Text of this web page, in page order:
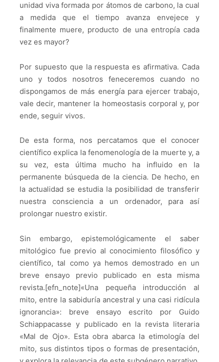
unidad viva formada por átomos de carbono, la cual
a medida que el tiempo avanza envejece y
finalmente muere, producto de una entropía cada
vez es mayor?
Por supuesto que la respuesta es afirmativa. Cada
uno y todos nosotros feneceremos cuando no
dispongamos de más energía para ejercer trabajo,
vale decir, mantener la homeostasis corporal y, por
ende, seguir vivos.
De esta forma, nos percatamos que el conocer
científico explica la fenomenología de la muerte y, a
su vez, esta última mucho ha influido en la
permanente búsqueda de la ciencia. De hecho, en
la actualidad se estudia la posibilidad de transferir
nuestra consciencia a un ordenador, para así
prolongar nuestro existir.
Sin embargo, epistemológicamente el saber
mitológico fue previo al conocimiento filosófico y
científico, tal como ya hemos demostrado en un
breve ensayo previo publicado en esta misma
revista.[efn_note]«Una pequeña introducción al
mito, entre la sabiduría ancestral y una casi ridícula
ignorancia»: breve ensayo escrito por Guido
Schiappacasse y publicado en la revista literaria
«Mal de Ojo». Esta obra abarca la etimología del
mito, sus distintos tipos o formas de presentación,